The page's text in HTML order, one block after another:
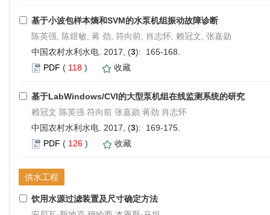
基于小波包样本熵和SVM的水泵机组振动故障诊断
陈英强, 陈煜敏, 蒋 劲, 符向前, 肖志怀, 赖冠文, 张嘉勋
中国农村水利水电. 2017, (3): 165-168.
PDF ( 118 ) 收藏
基于LabWindows/CVI的大型泵机组在线监测系统的研究
赖冠文 陈英强 符向前 张嘉勋 蒋劲 肖志怀
中国农村水利水电. 2017, (3): 169-175.
PDF ( 126 ) 收藏
供水工程
饮用水源过滤装置及尺寸确定方法